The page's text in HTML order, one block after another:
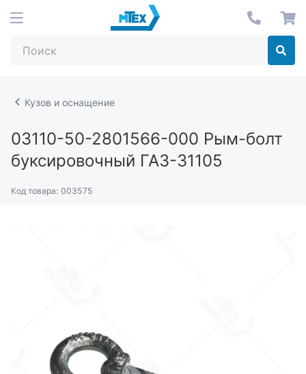
Кузов и оснащение
03110-50-2801566-000 Рым-болт
буксировочный ГАЗ-31105
Код товара: 003575